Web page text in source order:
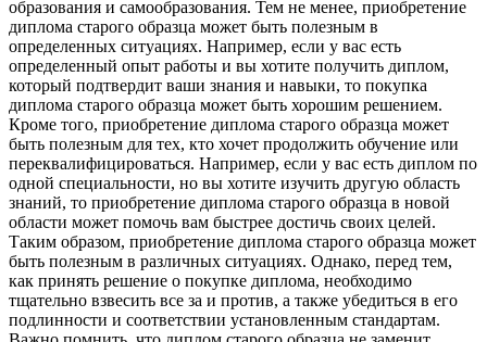
образования и самообразования. Тем не менее, приобретение
диплома старого образца может быть полезным в
определенных ситуациях. Например, если у вас есть
определенный опыт работы и вы хотите получить диплом,
который подтвердит ваши знания и навыки, то покупка
диплома старого образца может быть хорошим решением.
Кроме того, приобретение диплома старого образца может
быть полезным для тех, кто хочет продолжить обучение или
переквалифицироваться. Например, если у вас есть диплом по
одной специальности, но вы хотите изучить другую область
знаний, то приобретение диплома старого образца в новой
области может помочь вам быстрее достичь своих целей.
Таким образом, приобретение диплома старого образца может
быть полезным в различных ситуациях. Однако, перед тем,
как принять решение о покупке диплома, необходимо
тщательно взвесить все за и против, а также убедиться в его
подлинности и соответствии установленным стандартам.